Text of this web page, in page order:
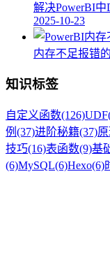
解决PowerBI中
2025-10-23
内存不足报错
知识标签
自定义函数(126)UDF
例 (37)进阶秘籍(37)
技巧(16)表函数(9)基
(6)MySQL(6)Hexo(6)